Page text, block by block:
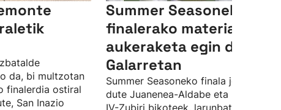
da, bi multzotan
finalerdia ostiral
San Inazio
Summer Seasoneko
finalerako material
aukeraketa egin dute
Galarretan
Summer Seasoneko finala jokatuko
dute Juanenea-Aldabe eta
IV-Zubiri bikoteek, larunbatean,